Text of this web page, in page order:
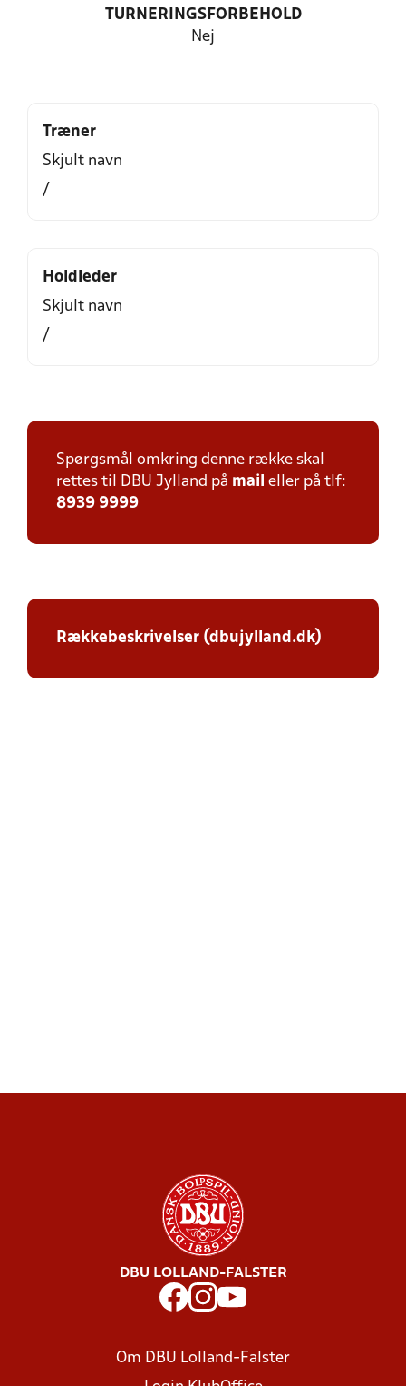
TURNERINGSFORBEHOLD
Nej
Træner
Skjult navn
/
Holdleder
Skjult navn
/
Spørgsmål omkring denne række skal
rettes til DBU Jylland på mail eller på tlf:
8939 9999
Rækkebeskrivelser (dbujylland.dk)
DBU LOLLAND-FALSTER
Om DBU Lolland-Falster